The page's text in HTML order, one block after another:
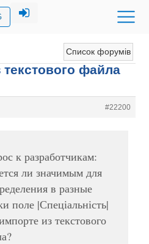
Список форумів
файла
#22200
к разработчикам:
ли значимым для
в разные
поле |Спеціальність|
из текстового